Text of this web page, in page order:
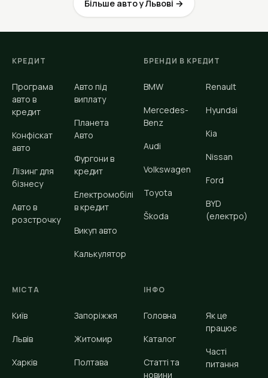
Більше авто у Львові →
КРЕДИТ
Програма
авто в
кредит
Конфіскат
авто
Лізинг для
бізнесу
Авто в
розстрочку
Авто під
виплату
Планета
Авто
Фургони в
кредит
Електромобілі
в кредит
Викуп авто
Калькулятор
БРЕНДИ В КРЕДИТ
BMW
Mercedes-
Benz
Audi
Volkswagen
Toyota
Škoda
Renault
Hyundai
Kia
Nissan
Ford
BYD
(електро)
МІСТА
Київ
Львів
Харків
Запоріжжя
Житомир
Полтава
ІНФО
Головна
Каталог
Статті та
новини
Як це
працює
Часті
питання